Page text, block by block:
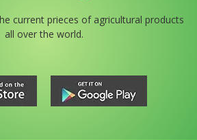
current prieces of agricultural products
all over the world.